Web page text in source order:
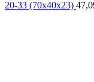
20-33 (70x40x23)